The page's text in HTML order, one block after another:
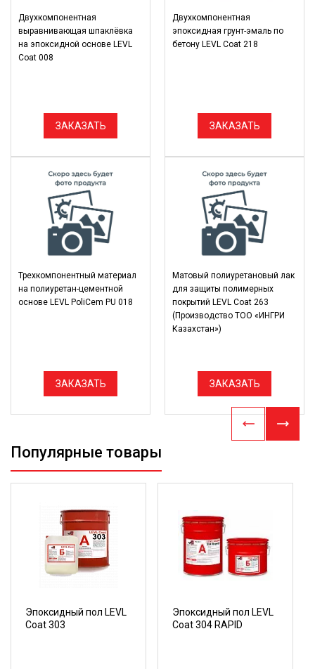
Двухкомпонентная
выравнивающая шпаклёвка
на эпоксидной основе LEVL
Coat 008
ЗАКАЗАТЬ
Двухкомпонентная
эпоксидная грунт-эмаль по
бетону LEVL Coat 218
ЗАКАЗАТЬ
Трехкомпонентный материал
на полиуретан-цементной
основе LEVL PoliCem PU 018
ЗАКАЗАТЬ
Матовый полиуретановый лак
для защиты полимерных
покрытий LEVL Coat 263
(Производство ТОО «ИНГРИ
Казахстан»)
ЗАКАЗАТЬ
Популярные товары
Эпоксидный пол LEVL
Coat 303
Эпоксидный пол LEVL
Coat 304 RAPID